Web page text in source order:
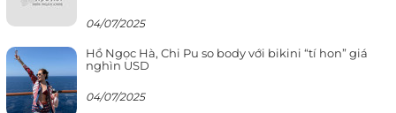
04/07/2025
Hồ Ngọc Hà, Chi Pu so body với bikini “tí hon” giá
nghìn USD
04/07/2025